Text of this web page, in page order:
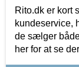
Rito.dk er kort
kundeservice,
de sælger
her for at se